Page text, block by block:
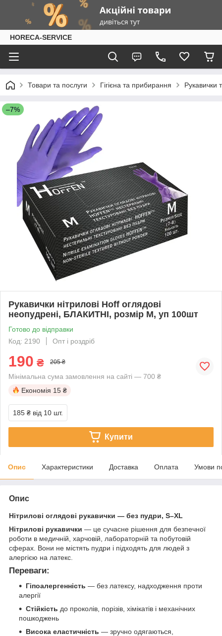
HORECA-SERVICE
Товари та послуги Гігієна та прибирання Рукавички
–7%
Рукавички нітрилові Hoff оглядові
неопудрені, БЛАКИТНІ, розмір M, уп 100шт
Готово до відправки
Код: 2190
Опт і роздріб
190 ₴ 205 ₴
Мінімальна сума замовлення на сайті — 700 ₴
Економія 15 ₴
185 ₴ від 10 шт.
Купити
Опис Характеристики Доставка Оплата Умови
Опис
Нітрилові оглядові рукавички — без пудри, S–XL
Нітрилові рукавички — це сучасне рішення для безпечної
роботи в медичній, харчовій, лабораторній та побутовій
сферах. Вони не містять пудри і підходять для людей з
алергією на латекс.
Переваги:
Гіпоалергенність — без латексу, надходження проти
алергії
Стійкість до проколів, порізів, хімікатів і механічних
пошкоджень
Висока еластичність — зручно одягаються,